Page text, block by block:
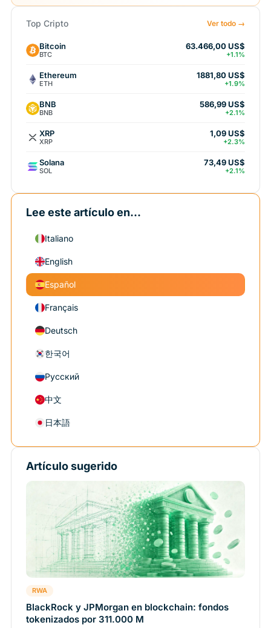
Top Cripto Ver todo →
Bitcoin
BTC
63.466,00 US$
+1.1%
Ethereum
ETH
1881,80 US$
+1.9%
BNB
BNB
586,99 US$
+2.1%
XRP
XRP
1,09 US$
+2.3%
Solana
SOL
73,49 US$
+2.1%
Lee este artículo en...
Italiano
English
Español
Français
Deutsch
한국어
Русский
中文
日本語
Artículo sugerido
RWA
BlackRock y JPMorgan en blockchain: fondos
tokenizados por 311.000 M